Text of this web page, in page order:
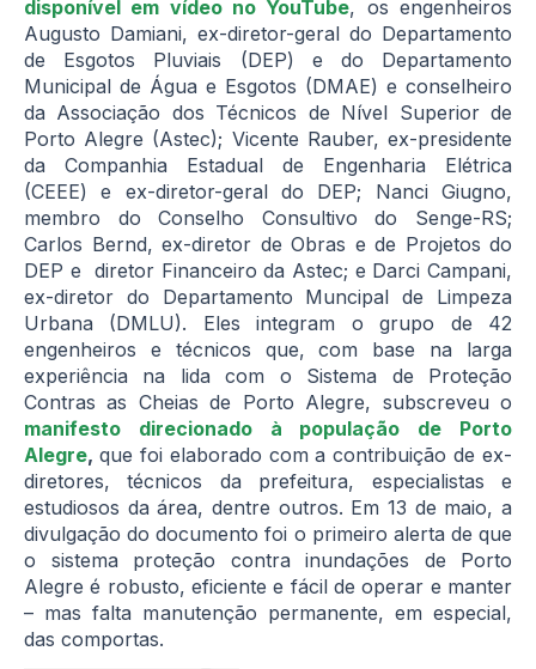
disponível em vídeo no YouTube, os engenheiros
Augusto Damiani, ex-diretor-geral do Departamento
de Esgotos Pluviais (DEP) e do Departamento
Municipal de Água e Esgotos (DMAE) e conselheiro
da Associação dos Técnicos de Nível Superior de
Porto Alegre (Astec); Vicente Rauber, ex-presidente
da Companhia Estadual de Engenharia Elétrica
(CEEE) e ex-diretor-geral do DEP; Nanci Giugno,
membro do Conselho Consultivo do Senge-RS;
Carlos Bernd, ex-diretor de Obras e de Projetos do
DEP e diretor Financeiro da Astec; e Darci Campani,
ex-diretor do Departamento Muncipal de Limpeza
Urbana (DMLU). Eles integram o grupo de 42
engenheiros e técnicos que, com base na larga
experiência na lida com o Sistema de Proteção
Contras as Cheias de Porto Alegre, subscreveu o
manifesto direcionado à população de Porto
Alegre, que foi elaborado com a contribuição de ex-
diretores, técnicos da prefeitura, especialistas e
estudiosos da área, dentre outros. Em 13 de maio, a
divulgação do documento foi o primeiro alerta de que
o sistema proteção contra inundações de Porto
Alegre é robusto, eficiente e fácil de operar e manter
– mas falta manutenção permanente, em especial,
das comportas.